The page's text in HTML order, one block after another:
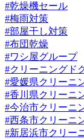
#乾燥機セール
#梅雨対策
#部屋干し対策
#布団乾燥
#ワシ屋グループ
#クリーニングド
#愛媛県クリーニ
#香川県クリーニ
#今治市クリーニ
#西条市クリーニ
#新居浜市クリー